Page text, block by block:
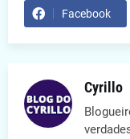
Facebook
Cyrillo